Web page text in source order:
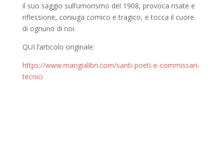
il suo saggio sull’umorismo del 1908, provoca risate e
riflessione, coniuga comico e tragico, e tocca il cuore
di ognuno di noi.
QUI l’articolo originale:
https://www.mangialibri.com/santi-poeti-e-commissari-
tecnici